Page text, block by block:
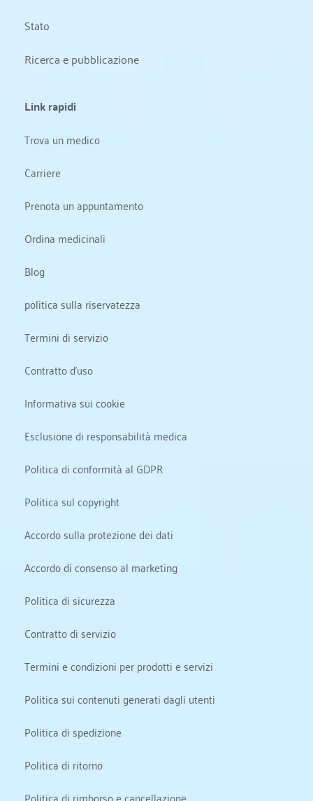
Stato
Ricerca e pubblicazione
Link rapidi
Trova un medico
Carriere
Prenota un appuntamento
Ordina medicinali
Blog
politica sulla riservatezza
Termini di servizio
Contratto d'uso
Informativa sui cookie
Esclusione di responsabilità medica
Politica di conformità al GDPR
Politica sul copyright
Accordo sulla protezione dei dati
Accordo di consenso al marketing
Politica di sicurezza
Contratto di servizio
Termini e condizioni per prodotti e servizi
Politica sui contenuti generati dagli utenti
Politica di spedizione
Politica di ritorno